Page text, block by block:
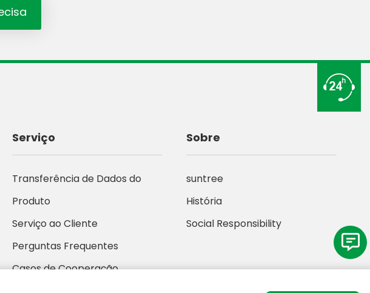
Serviço
Transferência de Dados do
Produto
Serviço ao Cliente
Perguntas Frequentes
Casos de Cooperação
Sobre
suntree
História
Social Responsibility